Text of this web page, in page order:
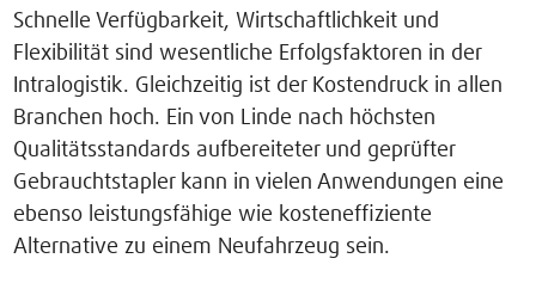
Schnelle Verfügbarkeit, Wirtschaftlichkeit und
Flexibilität sind wesentliche Erfolgsfaktoren in der
Intralogistik. Gleichzeitig ist der Kostendruck in allen
Branchen hoch. Ein von Linde nach höchsten
Qualitätsstandards aufbereiteter und geprüfter
Gebrauchtstapler kann in vielen Anwendungen eine
ebenso leistungsfähige wie kosteneffiziente
Alternative zu einem Neufahrzeug sein.